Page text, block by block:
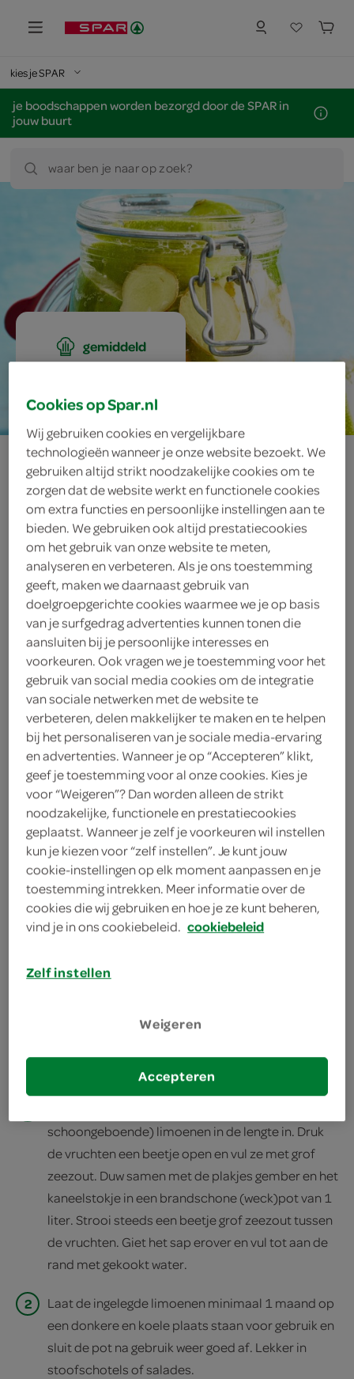
kies je SPAR
je boodschappen worden bezorgd door de SPAR in
jouw buurt
waar ben je naar op zoek?
gemiddeld
ingelegde
limoenen
ingrediënten
1 kaneelstokje
1 stukje verse gember
grof zeezout
10 limoenen
kies je winkel
benodigdheden
1 weckpot
deel op facebook
schoongeboende) limoenen in de lengte in. Druk
de vruchten een beetje open en vul ze met grof
zeezout. Duw samen met de plakjes gember en het
kaneelstokje in een brandschone (weck)pot van 1
liter. Strooi steeds een beetje grof zeezout tussen
de vruchten. Giet het sap erover en vul tot aan de
rand met gekookt water.
2
Laat de ingelegde limoenen minimaal 1 maand op
een donkere en koele plaats staan voor gebruik en
sluit de pot na gebruik weer goed af. Lekker in
stoofschotels of salades.
Cookies op Spar.nl
Wij gebruiken cookies en vergelijkbare
technologieën wanneer je onze website bezoekt. We
gebruiken altijd strikt noodzakelijke cookies om te
zorgen dat de website werkt en functionele cookies
om extra functies en persoonlijke instellingen aan te
bieden. We gebruiken ook altijd prestatiecookies
om het gebruik van onze website te meten,
analyseren en verbeteren. Als je ons toestemming
geeft, maken we daarnaast gebruik van
doelgroepgerichte cookies waarmee we je op basis
van je surfgedrag advertenties kunnen tonen die
aansluiten bij je persoonlijke interesses en
voorkeuren. Ook vragen we je toestemming voor het
gebruik van social media cookies om de integratie
van sociale netwerken met de website te
verbeteren, delen makkelijker te maken en te helpen
bij het personaliseren van je sociale media-ervaring
en advertenties. Wanneer je op “Accepteren” klikt,
geef je toestemming voor al onze cookies. Kies je
voor “Weigeren”? Dan worden alleen de strikt
noodzakelijke, functionele en prestatiecookies
geplaatst. Wanneer je zelf je voorkeuren wil instellen
kun je kiezen voor “zelf instellen”. Je kunt jouw
cookie-instellingen op elk moment aanpassen en je
toestemming intrekken. Meer informatie over de
cookies die wij gebruiken en hoe je ze kunt beheren,
vind je in ons cookiebeleid. cookiebeleid
Zelf instellen
Weigeren
Accepteren